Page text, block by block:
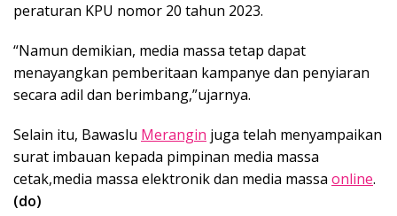
peraturan KPU nomor 20 tahun 2023.
“Namun demikian, media massa tetap dapat
menayangkan pemberitaan kampanye dan penyiaran
secara adil dan berimbang,”ujarnya.
Selain itu, Bawaslu Merangin juga telah menyampaikan
surat imbauan kepada pimpinan media massa
cetak,media massa elektronik dan media massa online.
(do)